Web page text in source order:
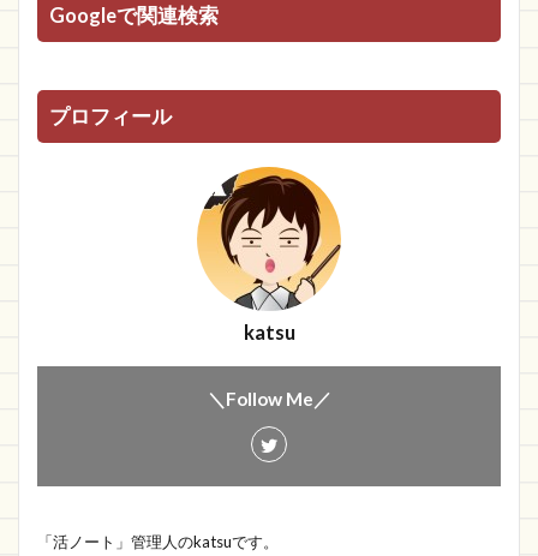
Googleで関連検索
プロフィール
katsu
＼Follow Me／
「活ノート」管理人のkatsuです。